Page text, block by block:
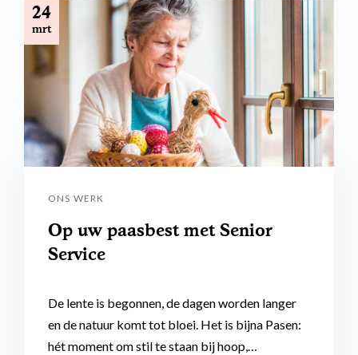
24
mrt
ONS WERK
Op uw paasbest met Senior
Service
De lente is begonnen, de dagen worden langer
en de natuur komt tot bloei. Het is bijna Pasen:
hét moment om stil te staan bij hoop,…